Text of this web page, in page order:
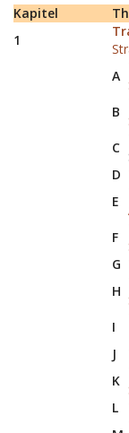
Kapitel
1
A
B
C
D
E
F
G
H
I
J
K
L